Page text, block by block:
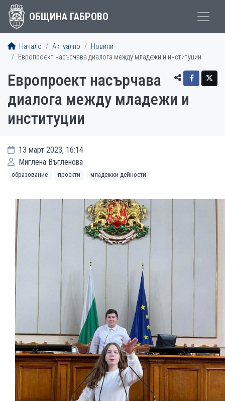
ОБЩИНА ГАБРОВО
Начало Актуално
Новини
Европроект насърчава диалога между младежи и институции
Европроект насърчава
диалога между младежи и
институции
13 март 2023, 16:14
Миглена Въгленова
образование проекти младежки дейности